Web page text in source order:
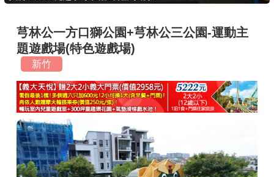
最新留言
商家合作
推薦景點
討論區
芎林公一方口獅公園+芎林公三公園-運動主
題遊戲場(特色遊戲場)
新竹